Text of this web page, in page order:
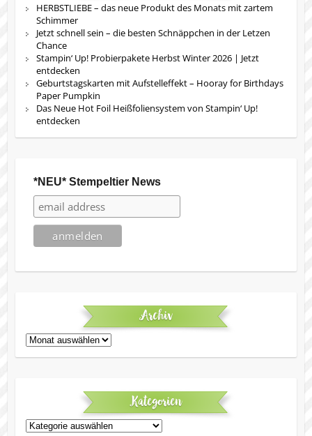
HERBSTLIEBE – das neue Produkt des Monats mit zartem
Schimmer
Jetzt schnell sein – die besten Schnäppchen in der Letzen
Chance
Stampin‘ Up! Probierpakete Herbst Winter 2026 | Jetzt
entdecken
Geburtstagskarten mit Aufstelleffekt – Hooray for Birthdays
Paper Pumpkin
Das Neue Hot Foil Heißfoliensystem von Stampin‘ Up!
entdecken
*NEU* Stempeltier News
Archiv
Archiv
Kategorien
Kategorien